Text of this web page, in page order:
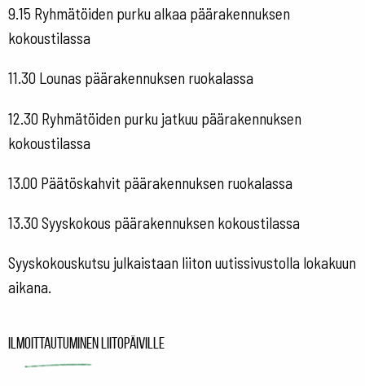
9.15 Ryhmätöiden purku alkaa päärakennuksen
kokoustilassa
11.30 Lounas päärakennuksen ruokalassa
12.30 Ryhmätöiden purku jatkuu päärakennuksen
kokoustilassa
13.00 Päätöskahvit päärakennuksen ruokalassa
13.30 Syyskokous päärakennuksen kokoustilassa
Syyskokouskutsu julkaistaan liiton uutissivustolla lokakuun
aikana.
Ilmoittautuminen Liitopäiville